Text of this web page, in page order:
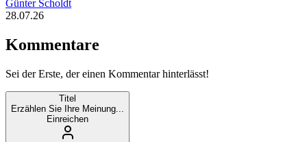
Günter Scholdt
28.07.26
Kommentare
Sei der Erste, der einen Kommentar hinterlässt!
Titel
Erzählen Sie Ihre Meinung...
Einreichen